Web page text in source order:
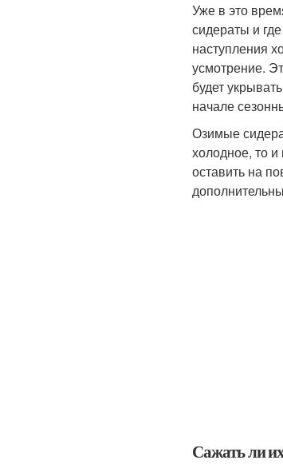
Уже в это
сидераты и
наступления
усмотрение.
будет
начале
Озимые
холодное, то и
оставить на
Сажать ли